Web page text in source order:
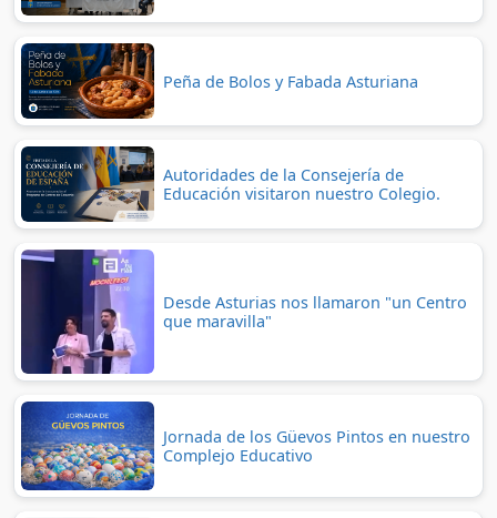
Peña de Bolos y Fabada Asturiana
Autoridades de la Consejería de
Educación visitaron nuestro Colegio.
Desde Asturias nos llamaron "un Centro
que maravilla"
Jornada de los Güevos Pintos en nuestro
Complejo Educativo